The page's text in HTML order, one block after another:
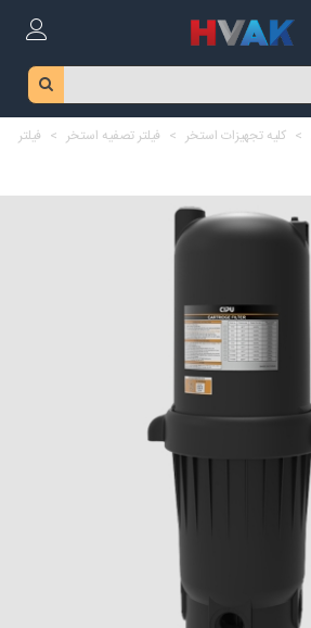
> کلیه تجهیزات استخر > فیلتر تصفیه استخر > فیلتر